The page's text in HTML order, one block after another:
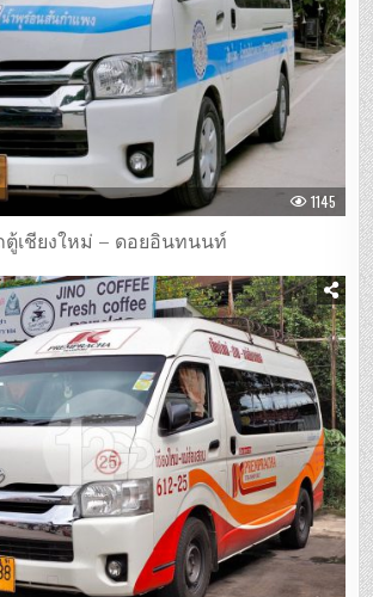
1145
ตู้เชียงใหม่ – ดอยอินทนนท์